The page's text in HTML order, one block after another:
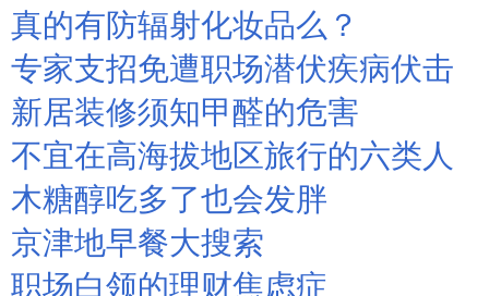
真的有防辐射化妆品么？
专家支招免遭职场潜伏疾病伏击
新居装修须知甲醛的危害
不宜在高海拔地区旅行的六类人
木糖醇吃多了也会发胖
京津地早餐大搜索
职场白领的理财焦虑症